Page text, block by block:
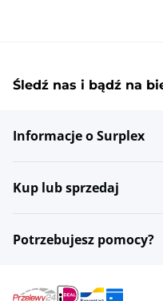
Śledź nas i bądź na
Informacje o Surplex
Kup lub sprzedaj
Potrzebujesz pomocy?